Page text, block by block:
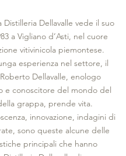
Distilleria Dellavalle vede il suo
a Vigliano d’Asti, nel cuore
vitivinicola piemontese.
esperienza nel settore, il
Dellavalle, enologo
e conoscitore del mondo del
grappa, prende vita.
innovazione, indagini di
sono queste alcune delle
principali che hanno